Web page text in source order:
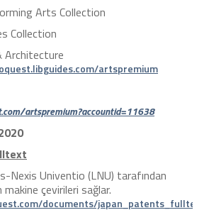
Arts Collection
Collection
Architecture
artspremium
artspremium?accountid=11638
Nexis Univentio (LNU) tarafından
çevirileri sağlar.
documents/